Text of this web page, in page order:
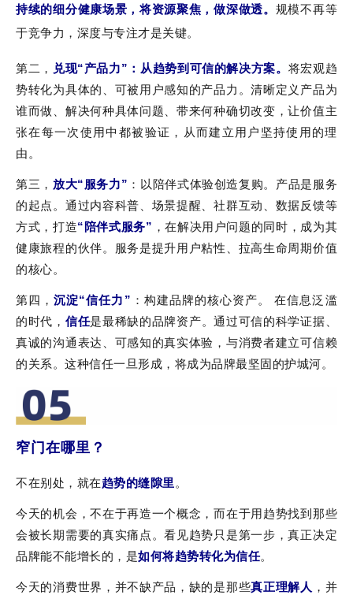
持续的细分健康场景，将资源聚焦，做深做透。 规模不再等
于竞争力，深度与专注才是关键。
第二， 兑现“产品力” ：从趋势到可信的解决方案。 将宏观趋
势转化为具体的、可被用户感知的产品力。清晰定义产品为
谁而做、解决何种具体问题、带来何种确切改变，让价值主
张在每一次使用中都被验证，从而建立用户坚持使用的理
由。
第三， 放大“服务力” ：以陪伴式体验创造复购。产品是服务
的起点。通过内容科普、场景提醒、社群互动、数据反馈等
方式，打造“陪伴式服务” ，在解决用户问题的同时，成为其
健康旅程的伙伴。服务是提升用户粘性、拉高生命周期价值
的核心。
第四，沉淀“信任力” ：构建品牌的核心资产。 在信息泛滥
的时代， 信任是最稀缺的品牌资产。通过可信的科学证据、
真诚的沟通表达、可感知的真实体验，与消费者建立可信赖
的关系。这种信任一旦形成，将成为品牌最坚固的护城河。
窄门在哪里？
不在别处，就在趋势的缝隙里。
今天的机会，不在于再造一个概念，而在于用趋势找到那些
会被长期需要的真实痛点。看见趋势只是第一步，真正决定
品牌能不能增长的，是如何将趋势转化为信任。
今天的消费世界，并不缺产品，缺的是那些真正理解人 ，并